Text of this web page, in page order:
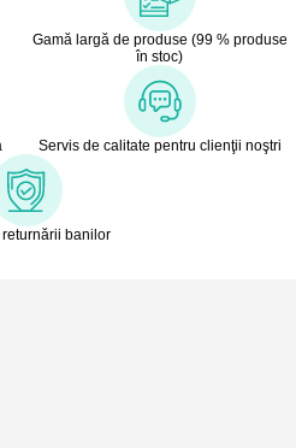
Gamă largă de produse (99 % produse
în stoc)
Servis de calitate pentru clienţii noştri
banilor